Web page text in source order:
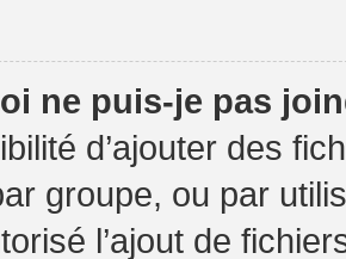
ne puis-je pas
d’ajouter des
groupe, ou par
l’ajout de